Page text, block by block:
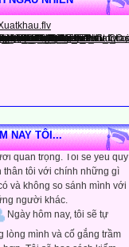
NAY TÔI...
mình là người đặc biệt, một
quan trọng. Tôi sẽ yêu quý
thân tôi với chính những gì
và không so sánh mình với
người khác.
Ngày hôm nay, tôi sẽ tự
lòng mình và cố gắng trầm
hơn. Tôi sẽ học cách kiểm